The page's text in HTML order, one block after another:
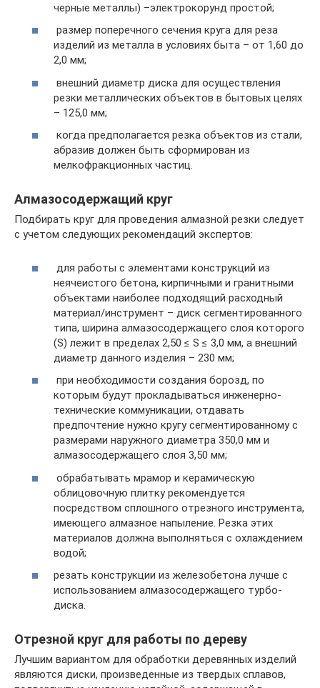
черные металлы) –электрокорунд простой;
размер поперечного сечения круга для реза
изделий из металла в условиях быта – от 1,60 до
2,0 мм;
внешний диаметр диска для осуществления
резки металлических объектов в бытовых целях
– 125,0 мм;
когда предполагается резка объектов из стали,
абразив должен быть сформирован из
мелкофракционных частиц.
Алмазосодержащий круг
Подбирать круг для проведения алмазной резки следует
с учетом следующих рекомендаций экспертов:
для работы с элементами конструкций из
неячеистого бетона, кирпичными и гранитными
объектами наиболее подходящий расходный
материал/инструмент – диск сегментированного
типа, ширина алмазосодержащего слоя которого
(S) лежит в пределах 2,50 ≤ S ≤ 3,0 мм, а внешний
диаметр данного изделия – 230 мм;
при необходимости создания борозд, по
которым будут прокладываться инженерно-
технические коммуникации, отдавать
предпочтение нужно кругу сегментированному с
размерами наружного диаметра 350,0 мм и
алмазосодержащего слоя 3,50 мм;
обрабатывать мрамор и керамическую
облицовочную плитку рекомендуется
посредством сплошного отрезного инструмента,
имеющего алмазное напыление. Резка этих
материалов должна выполняться с охлаждением
водой;
резать конструкции из железобетона лучше с
использованием алмазосодержащего турбо-
диска.
Отрезной круг для работы по дереву
Лучшим вариантом для обработки деревянных изделий
являются диски, произведенные из твердых сплавов,